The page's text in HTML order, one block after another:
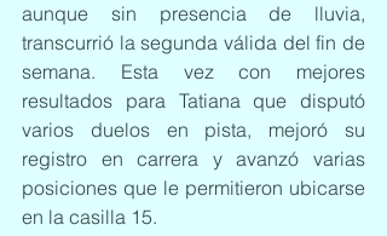
aunque sin presencia de lluvia,
transcurrió la segunda válida del fin de
semana. Esta vez con mejores
resultados para Tatiana que disputó
varios duelos en pista, mejoró su
registro en carrera y avanzó varias
posiciones que le permitieron ubicarse
en la casilla 15.